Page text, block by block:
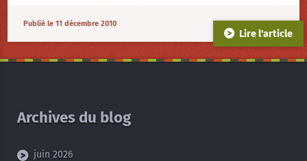
Publié le 11 décembre 2010
Lire l'article
Archives du blog
juin 2026